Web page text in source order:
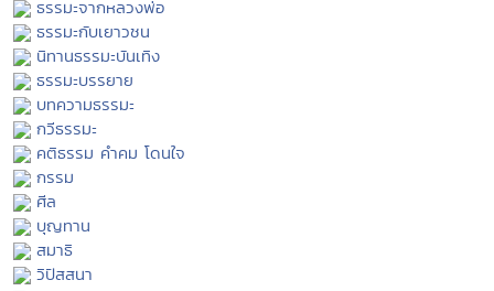
ธรรมะจากหลวงพ่อ
ธรรมะกับเยาวชน
นิทานธรรมะบันเทิง
ธรรมะบรรยาย
บทความธรรมะ
กวีธรรมะ
คติธรรม คำคม โดนใจ
กรรม
ศีล
บุญทาน
สมาธิ
วิปัสสนา